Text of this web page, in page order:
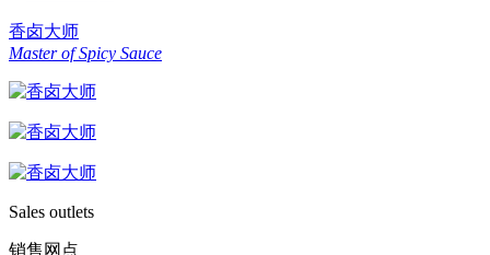
香卤大师
Master of Spicy Sauce
Sales outlets
销售网点